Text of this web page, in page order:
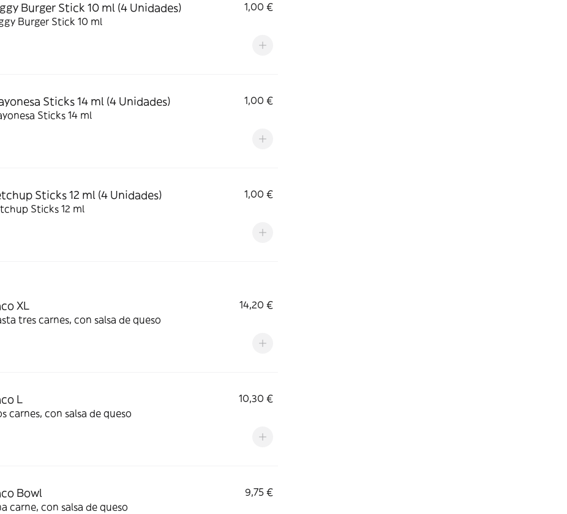
Burger Stick 10 ml (4 Unidades)
1,00 €
Burger Stick 10 ml
Sticks 14 ml (4 Unidades)
1,00 €
Sticks 14 ml
Sticks 12 ml (4 Unidades)
1,00 €
Sticks 12 ml
XL
14,20 €
tres carnes, con salsa de queso
L
10,30 €
carnes, con salsa de queso
Bowl
9,75 €
carne, con salsa de queso